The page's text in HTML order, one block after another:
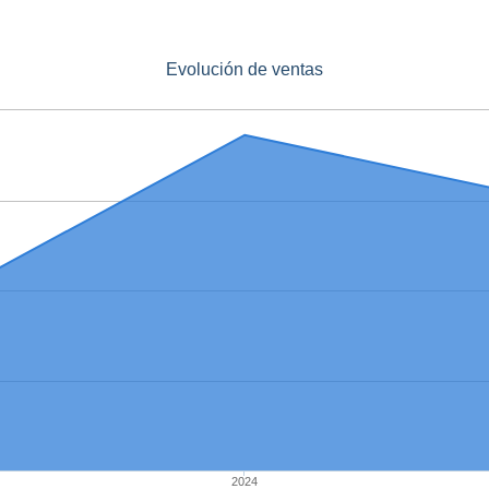
Evolución de ventas
2024